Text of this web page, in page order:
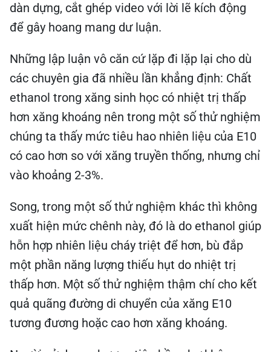
dàn dựng, cắt ghép video với lời lẽ kích động
để gây hoang mang dư luận.
Những lập luận vô căn cứ lặp đi lặp lại cho dù
các chuyên gia đã nhiều lần khẳng định: Chất
ethanol trong xăng sinh học có nhiệt trị thấp
hơn xăng khoáng nên trong một số thử nghiệm
chúng ta thấy mức tiêu hao nhiên liệu của E10
có cao hơn so với xăng truyền thống, nhưng chỉ
vào khoảng 2-3%.
Song, trong một số thử nghiệm khác thì không
xuất hiện mức chênh này, đó là do ethanol giúp
hỗn hợp nhiên liệu cháy triệt để hơn, bù đắp
một phần năng lượng thiếu hụt do nhiệt trị
thấp hơn. Một số thử nghiệm thậm chí cho kết
quả quãng đường di chuyển của xăng E10
tương đương hoặc cao hơn xăng khoáng.